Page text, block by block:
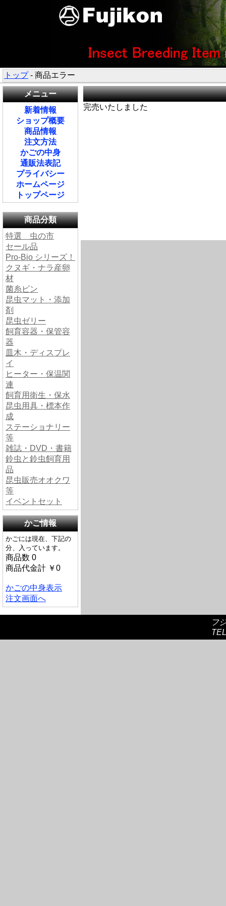
トップ- 商品エラー
メニュー
新着情報
ショップ概要
商品情報
注文方法
かごの中身
通販法表記
プライバシー
ホームページ
トップページ
商品分類
特選 虫の市
セール品
Pro-Bio シリーズ！
クヌギ・ナラ産卵
材
菌糸ビン
昆虫マット・添加
剤
昆虫ゼリー
飼育容器・保管容
器
皿木・ディスプレ
イ
ヒーター・保温関
連
飼育用衛生・保水
昆虫用具・標本作
成
ステーショナリー
等
雑誌・DVD・書籍
鈴虫と鈴虫飼育用
品
昆虫販売オオクワ
等
イベントセット
かご情報
かごには現在、下記の
分、入っています。
商品数 0
商品代金計 ￥0
かごの中身表示
注文画面へ
完売いたしました
フ